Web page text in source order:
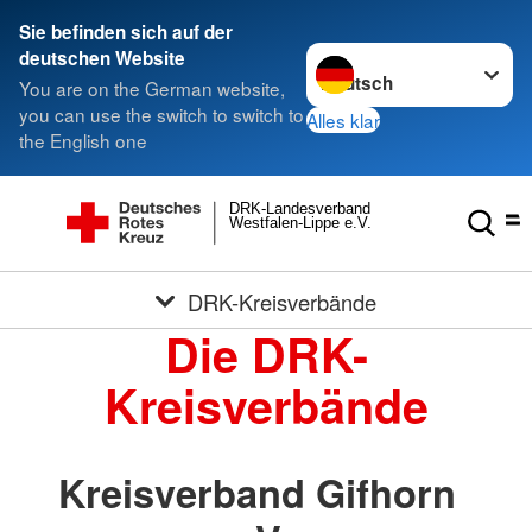
Sie befinden sich auf der
deutschen Website
You are on the German website,
you can use the switch to switch to
the English one
Sprache wechseln zu
Alles klar
Westfalen-Lippe e.V.
DRK-Landesverband
DRK-Kreisverbände
Die DRK-
Kreisverbände
Kreisverband Gifhorn